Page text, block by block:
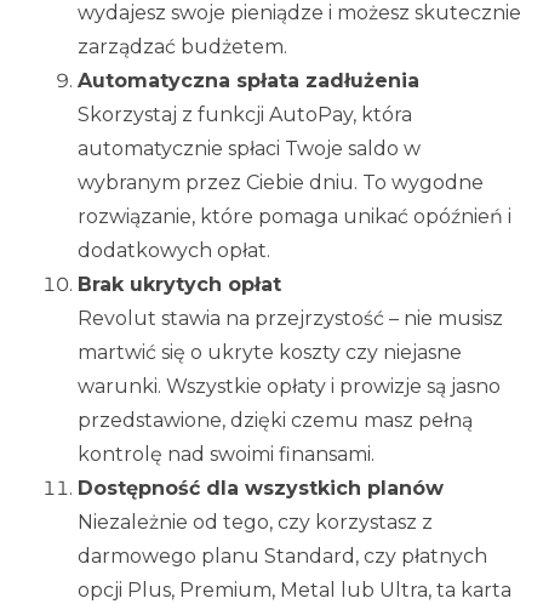
wydajesz swoje pieniądze i możesz skutecznie
zarządzać budżetem.
Automatyczna spłata zadłużenia
Skorzystaj z funkcji AutoPay, która
automatycznie spłaci Twoje saldo w
wybranym przez Ciebie dniu. To wygodne
rozwiązanie, które pomaga unikać opóźnień i
dodatkowych opłat.
Brak ukrytych opłat
Revolut stawia na przejrzystość – nie musisz
martwić się o ukryte koszty czy niejasne
warunki. Wszystkie opłaty i prowizje są jasno
przedstawione, dzięki czemu masz pełną
kontrolę nad swoimi finansami.
Dostępność dla wszystkich planów
Niezależnie od tego, czy korzystasz z
darmowego planu Standard, czy płatnych
opcji Plus, Premium, Metal lub Ultra, ta karta